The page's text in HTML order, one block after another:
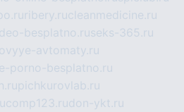
ribery.rucleanmedicine.ru
besplatno.ruseks-365.ru
avtomaty.ru
porno-besplatno.ru
pichkurovlab.ru
comp123.rudon-ykt.ru